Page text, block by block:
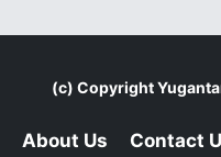
(c) Copyright
About Us Contact